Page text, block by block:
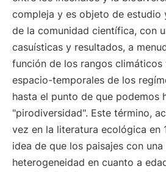
compleja y es objeto de estudio
de la comunidad científica, con
casuísticas y resultados, a
función de los rangos climáticos
espacio-temporales de los
hasta el punto de que podemos
"pirodiversidad". Este término,
vez en la literatura ecológica en
idea de que los paisajes con
heterogeneidad en cuanto a